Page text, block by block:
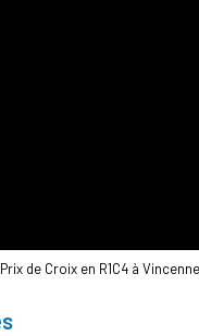
de Croix en R1C4 à